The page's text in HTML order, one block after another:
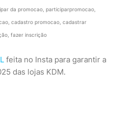
da promocao, participarpromocao,
cadastro promocao, cadastrar
fazer inscrição
feita no Insta para garantir a
das lojas KDM.